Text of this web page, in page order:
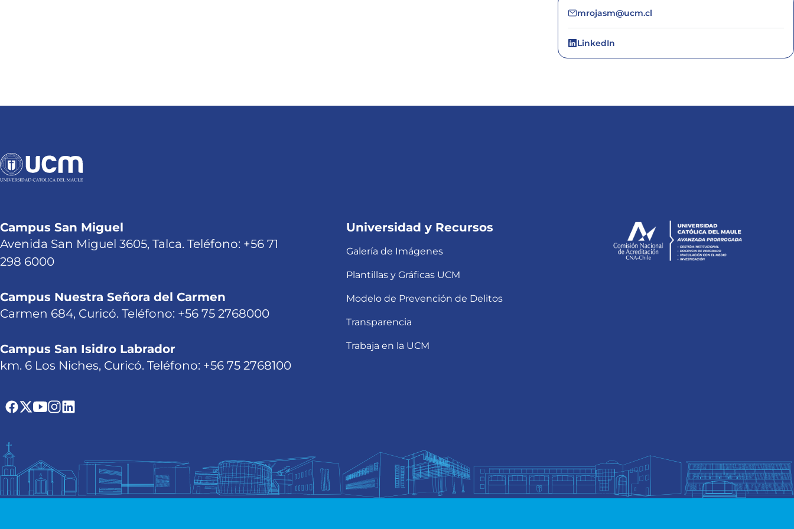
mrojasm@ucm.cl
LinkedIn
Campus San Miguel
Avenida San Miguel 3605, Talca. Teléfono: +56 71
298 6000
Campus Nuestra Señora del Carmen
Carmen 684, Curicó. Teléfono: +56 75 2768000
Campus San Isidro Labrador
km. 6 Los Niches, Curicó. Teléfono: +56 75 2768100
Universidad y Recursos
Galería de Imágenes
Plantillas y Gráficas UCM
Modelo de Prevención de Delitos
Transparencia
Trabaja en la UCM